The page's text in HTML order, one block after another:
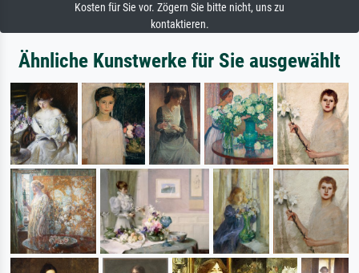
Kosten für Sie vor. Zögern Sie bitte nicht, uns zu
kontaktieren.
Ähnliche Kunstwerke für Sie ausgewählt